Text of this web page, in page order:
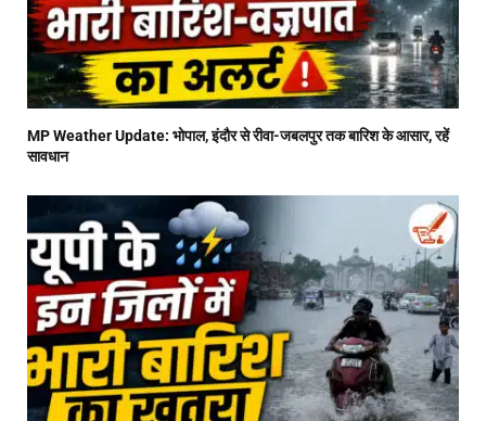
MP Weather Update: भोपाल, इंदौर से रीवा-जबलपुर तक बारिश के आसार, रहें
सावधान